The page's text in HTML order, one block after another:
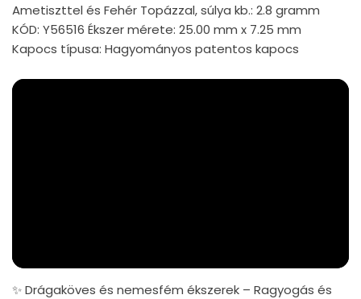
Ametiszttel és Fehér Topázzal, súlya kb.: 2.8 gramm
KÓD: Y56516 Ékszer mérete: 25.00 mm x 7.25 mm
Kapocs típusa: Hagyományos patentos kapocs
✨ Drágaköves és nemesfém ékszerek – Ragyogás és